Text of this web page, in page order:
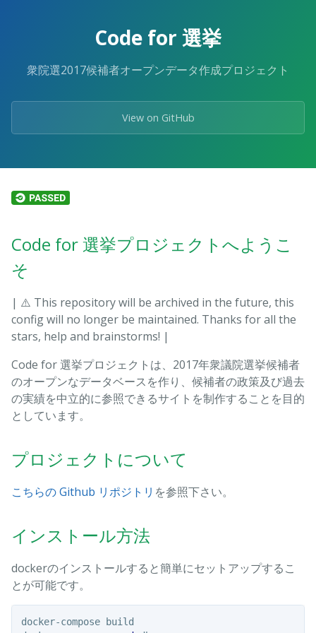
Code for 選挙
衆院選2017候補者オープンデータ作成プロジェクト
View on GitHub
Code for 選挙プロジェクトへようこ
そ
| ⚠️ This repository will be archived in the future, this
config will no longer be maintained. Thanks for all the
stars, help and brainstorms! |
Code for 選挙プロジェクトは、2017年衆議院選挙候補者
のオープンなデータベースを作り、候補者の政策及び過去
の実績を中立的に参照できるサイトを制作することを目的
としています。
プロジェクトについて
こちらの Github リポジトリ を参照下さい。
インストール方法
dockerのインストールすると簡単にセットアップするこ
とが可能です。
docker-compose build